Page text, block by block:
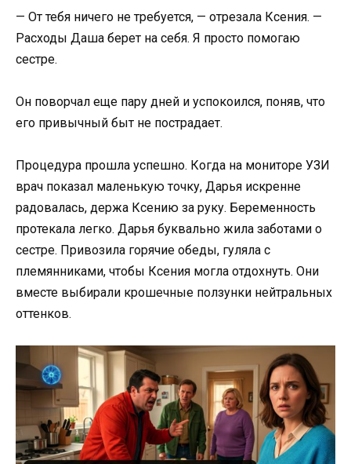
— От тебя ничего не требуется, — отрезала Ксения. —
Расходы Даша берет на себя. Я просто помогаю
сестре.
Он поворчал еще пару дней и успокоился, поняв, что
его привычный быт не пострадает.
Процедура прошла успешно. Когда на мониторе УЗИ
врач показал маленькую точку, Дарья искренне
радовалась, держа Ксению за руку. Беременность
протекала легко. Дарья буквально жила заботами о
сестре. Привозила горячие обеды, гуляла с
племянниками, чтобы Ксения могла отдохнуть. Они
вместе выбирали крошечные ползунки нейтральных
оттенков.